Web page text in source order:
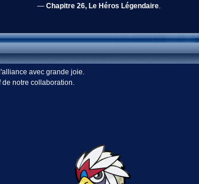
— Chapitre 26, Le Héros Légendaire.
avec grande joie.
de notre collaboration.